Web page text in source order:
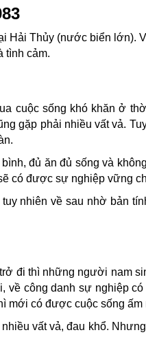
Thủy (nước biển lớn).
tình cảm.
cuộc sống khó khăn ở
gặp phải nhiều vất vả.
đủ ăn đủ sống và
có được sự nghiệp vững
nhiên về sau nhờ bản
đi thì những người nam
công danh sự nghiệp
mới có được cuộc sống ấm
vất vả, đau khổ.